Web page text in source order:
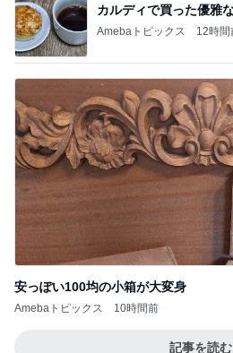
安っぽい100均の小箱が大変身
Amebaトピックス 10時間前
記事を読む
Amebaトピックス 1日前